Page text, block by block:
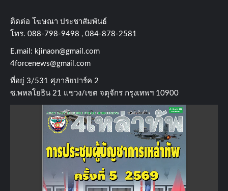
ติดต่อ​ โฆษณา​ ประชาสัมพันธ์
โทร​. 088-798-9498 , 084-878-2581
E.mail: kjinaon@gmail.com
4forcenews@gmail.com
ที่อยู่​ 3/531​ ศุภาลัยปาร์ค​ 2
ซ.พหลโยธิน​ 21​ แขวง/เขต​ จตุจักร​ กรุงเทพฯ 10900